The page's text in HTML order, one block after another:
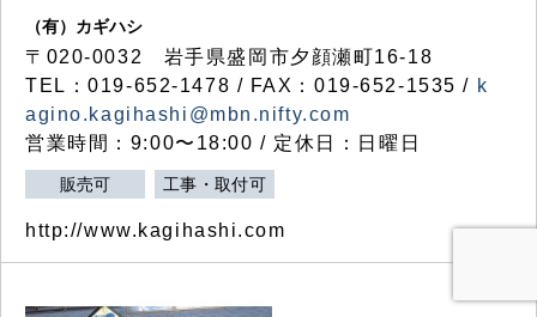
（有）カギハシ
〒020-0032 岩手県盛岡市夕顔瀬町16-18
TEL：019-652-1478 / FAX：019-652-1535 / k
agino.kagihashi@mbn.nifty.com
営業時間：9:00〜18:00 / 定休日：日曜日
販売可 工事・取付可
http://www.kagihashi.com